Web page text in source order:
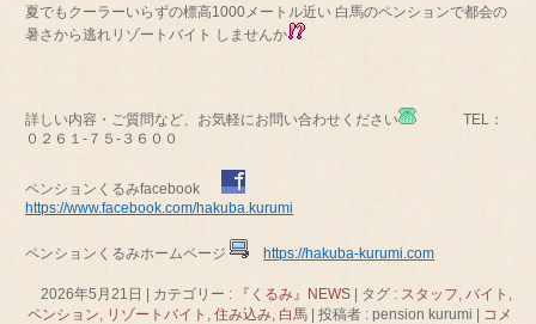
夏でもクーラーいらずの標高1000メートル近い 白馬のペンションで都会の
暑さから逃れリゾートバイト しませんか
詳しい内容・ご質問など、お気軽にお問い合わせください
TEL：
０２６１-７５-３６００
ペンションくるみfacebook
https://www.facebook.com/hakuba.kurumi
ペンションくるみホームページ https://hakuba-kurumi.com
2026年5月21日 カテゴリー : 『くるみ』NEWS タグ : スタッフ, バイト ,
ペンション, リゾートバイト , 住み込み, 白馬 投稿者 : pension kurumi
コメ